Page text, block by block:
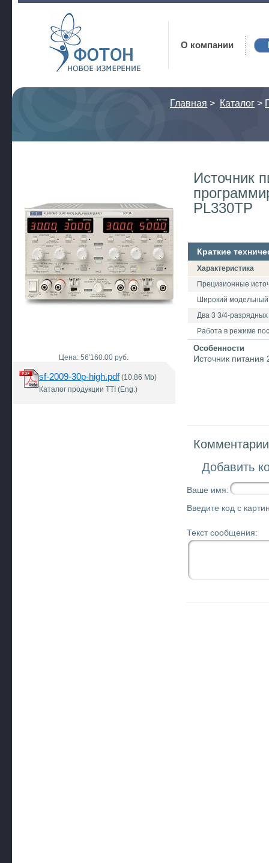
Фотон
О компании
Главная > Каталог >
Цена: 56'160.00 руб.
sf-2009-30p-high.pdf(10,86 Mb)
Каталог продукции TTI (Eng.)
Источник
PL330TP
Краткие
Характеристика
Прецизионные
Широкий
Два 3 3/4-
Работа в режиме
Особенности
Источник
Добавить
Ваше имя:
Введите код с
Текст сообщения: